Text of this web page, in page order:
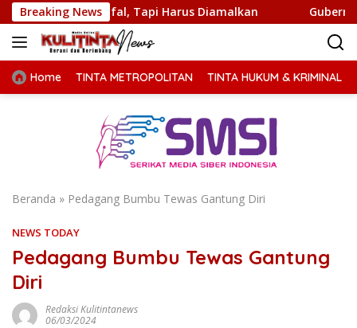
Langsung
ke
konten
Breaking News
Tapi Harus Diamalkan Gubernur Bobby
Home TINTA METROPOLITAN TINTA HUKUM & KRIMINAL
Beranda » Pedagang Bumbu Tewas Gantung Diri
NEWS TODAY
Pedagang Bumbu Tewas Gantung
Diri
Redaksi Kulitintanews
06/03/2024